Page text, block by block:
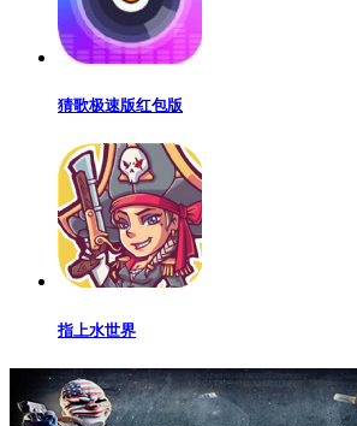
猜歌极速版红包版
指上水世界